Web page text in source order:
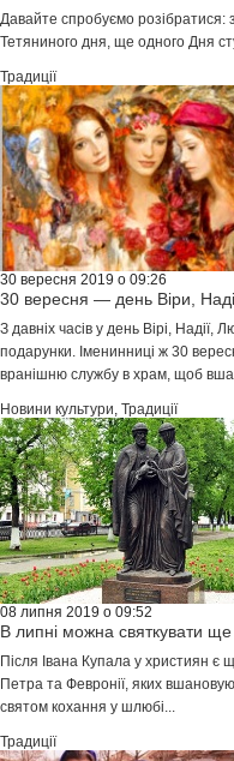
Давайте спробуємо розібратися:
Тетяниного дня, ще одного Дня
Традиції
30 вересня 2019 о 09:26
30 вересня — день Віри,
З давніх часів у день Вірі, Надії,
подарунки. Іменинниці ж 30
вранішню службу в храм, щоб
Новини культури, Традиції
08 липня 2019 о 09:52
В липні можна святкувати
Після Івана Купала у християн
Петра та Февронії, яких
святом кохання у шлюбі...
Традиції